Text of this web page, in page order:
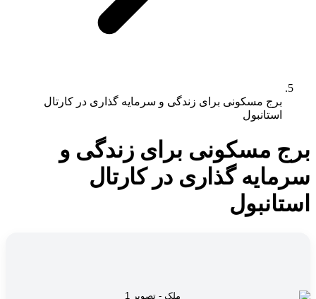
برج مسکونی برای زندگی و سرمایه گذاری در کارتال
استانبول
برج مسکونی برای زندگی و
سرمایه گذاری در کارتال
استانبول